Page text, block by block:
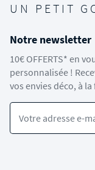
UN PETIT
Notre newsletter
10€ OFFERTS* en
personnalisée !
vos envies déco, à
Votre adresse e-